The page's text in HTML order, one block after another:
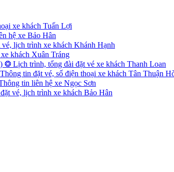
xe khách Tuấn Lợi
hệ xe Bảo Hân
lịch trình xe khách Khánh Hạnh
khách Xuân Tráng
Lịch trình, tổng đài đặt vé xe khách Thanh Loan
tin đặt vé, số điện thoại xe khách Tân Thuận
tin liên hệ xe Ngọc Sơn
vé, lịch trình xe khách Bảo Hân